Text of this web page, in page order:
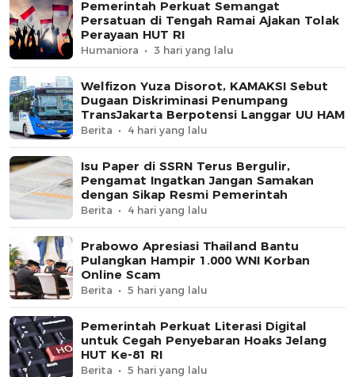
Pemerintah Perkuat Semangat
Persatuan di Tengah Ramai Ajakan Tolak
Perayaan HUT RI
Humaniora 3 hari yang lalu
Welfizon Yuza Disorot, KAMAKSI Sebut
Dugaan Diskriminasi Penumpang
TransJakarta Berpotensi Langgar UU HAM
Berita 4 hari yang lalu
Isu Paper di SSRN Terus Bergulir,
Pengamat Ingatkan Jangan Samakan
dengan Sikap Resmi Pemerintah
Berita 4 hari yang lalu
Prabowo Apresiasi Thailand Bantu
Pulangkan Hampir 1.000 WNI Korban
Online Scam
Berita 5 hari yang lalu
Pemerintah Perkuat Literasi Digital
untuk Cegah Penyebaran Hoaks Jelang
HUT Ke-81 RI
Berita 5 hari yang lalu